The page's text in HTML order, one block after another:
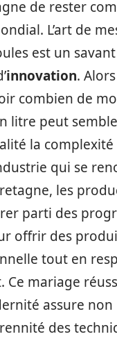
de rester
L’art de
est un
innovation.
combien de
litre peut
la complexité
qui se
les
parti des
offrir des
tout en
Ce mariage
assure non
des